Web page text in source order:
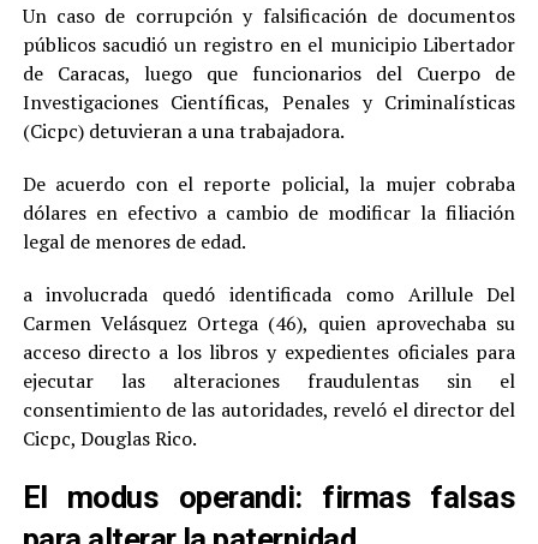
Un caso de corrupción y falsificación de documentos
públicos sacudió un registro en el municipio Libertador
de Caracas, luego que funcionarios del Cuerpo de
Investigaciones Científicas, Penales y Criminalísticas
(Cicpc) detuvieran a una trabajadora.
De acuerdo con el reporte policial, la mujer cobraba
dólares en efectivo a cambio de modificar la filiación
legal de menores de edad.
a involucrada quedó identificada como Arillule Del
Carmen Velásquez Ortega (46), quien aprovechaba su
acceso directo a los libros y expedientes oficiales para
ejecutar las alteraciones fraudulentas sin el
consentimiento de las autoridades, reveló el director del
Cicpc, Douglas Rico.
El modus operandi: firmas falsas